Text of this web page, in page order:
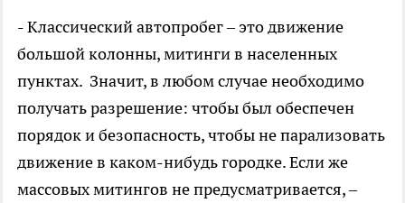
- Классический автопробег – это движение
большой колонны, митинги в населенных
пунктах. Значит, в любом случае необходимо
получать разрешение: чтобы был обеспечен
порядок и безопасность, чтобы не парализовать
движение в каком-нибудь городке. Если же
массовых митингов не предусматривается, –